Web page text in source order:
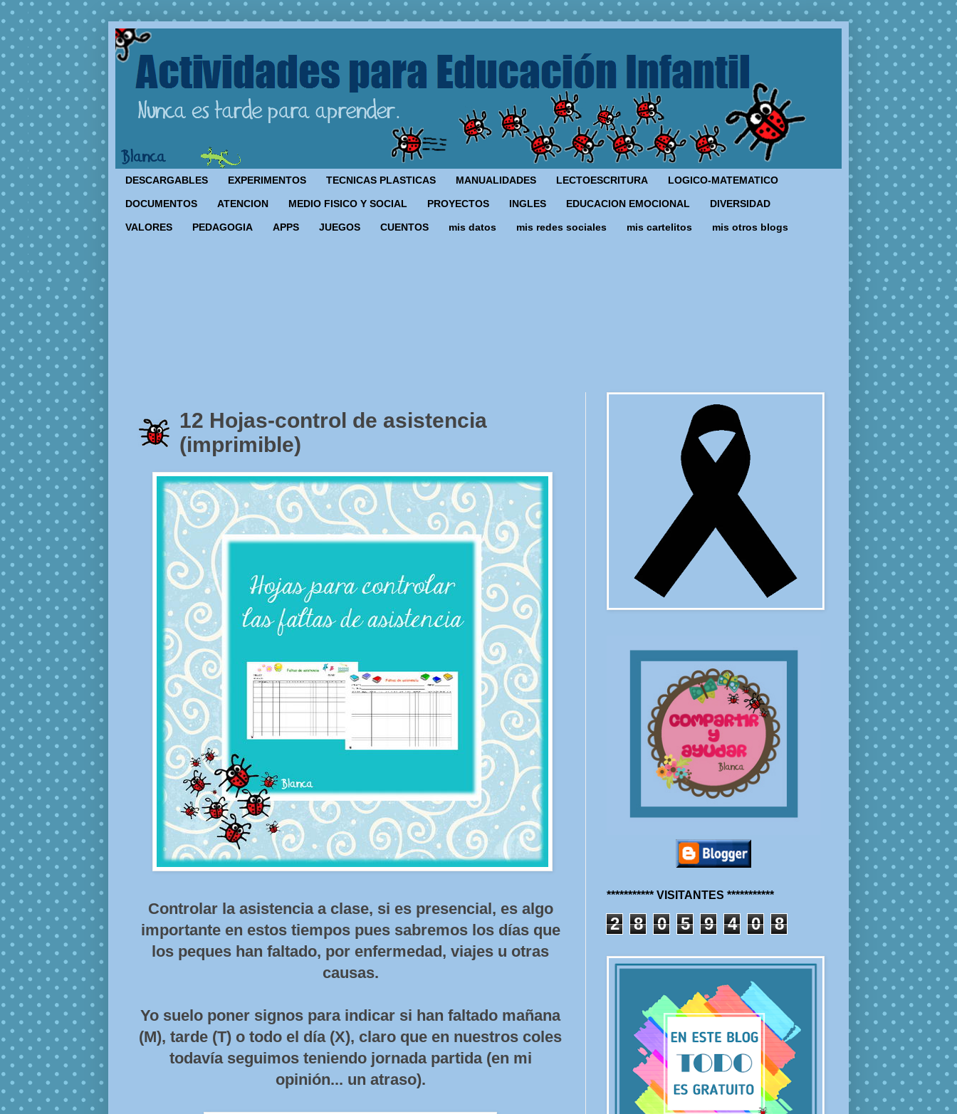
DESCARGABLES EXPERIMENTOS TECNICAS PLASTICAS MANUALIDADES LECTOESCRITURA LOGICO-MATEMATICO
DOCUMENTOS ATENCION MEDIO FISICO Y SOCIAL PROYECTOS INGLES EDUCACION EMOCIONAL DIVERSIDAD
VALORES PEDAGOGIA APPS JUEGOS CUENTOS mis datos mis redes sociales mis cartelitos mis otros blogs
12 Hojas-control de asistencia
(imprimible)
Controlar la asistencia a clase, si es presencial, es algo
importante en estos tiempos pues sabremos los días que
los peques han faltado, por enfermedad, viajes u otras
causas.
Yo suelo poner signos para indicar si han faltado mañana
(M), tarde (T) o todo el día (X), claro que en nuestros coles
todavía seguimos teniendo jornada partida (en mi
opinión... un atraso).
*********** VISITANTES ***********
2 8 0 5 9 4 0 8